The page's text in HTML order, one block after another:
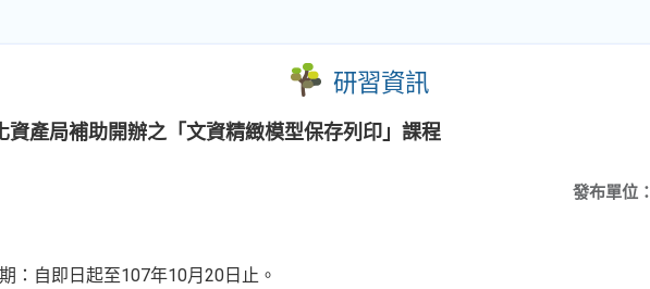
研習資訊
資產局補助開辦之「文資精緻模型保存列印」課程
發布單位：
：自即日起至107年10月20日止。